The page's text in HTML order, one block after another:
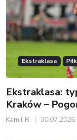
Ekstraklasa
Ekstraklasa:
Kraków –
Kamil R. 30.07.2026